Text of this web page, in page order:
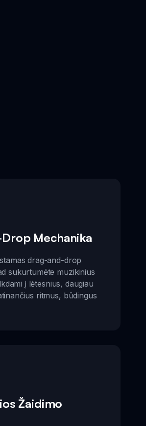
Mechanika
drag-and-drop
sukurtumėte muzikinius
į lėtesnius, daugiau
ritmus, būdingus
Žaidimo